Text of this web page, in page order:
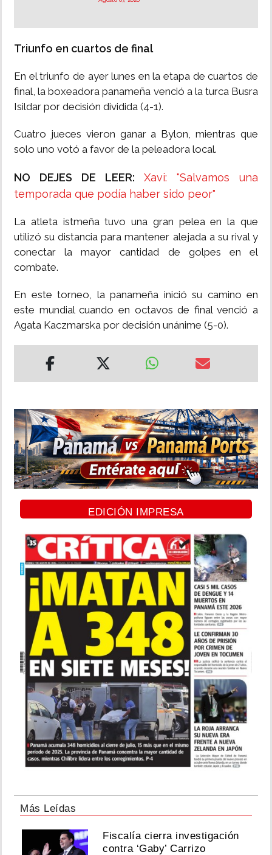
Triunfo en cuartos de final
En el triunfo de ayer lunes en la etapa de cuartos de
final, la boxeadora panameña venció a la turca Busra
Isildar por decisión dividida (4-1).
Cuatro jueces vieron ganar a Bylon, mientras que
solo uno votó a favor de la peleadora local.
NO DEJES DE LEER: Xavi: "Salvamos una
temporada que podía haber sido peor"
La atleta istmeña tuvo una gran pelea en la que
utilizó su distancia para mantener alejada a su rival y
conectar la mayor cantidad de golpes en el
combate.
En este torneo, la panameña inició su camino en
este mundial cuando en octavos de final venció a
Agata Kaczmarska por decisión unánime (5-0).
EDICIÓN IMPRESA
Más Leídas
Fiscalía cierra investigación
contra ‘Gaby’ Carrizo